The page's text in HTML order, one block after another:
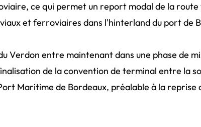
ce qui permet un report modal de la route
et ferroviaires dans l'hinterland du port de
Verdon entre maintenant dans une phase de
de la convention de terminal entre la
Maritime de Bordeaux, préalable à la reprise